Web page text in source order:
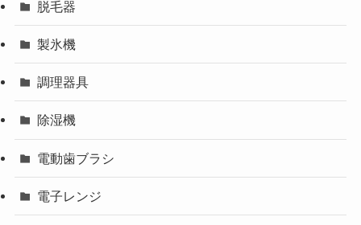
脱毛器
製氷機
調理器具
除湿機
電動歯ブラシ
電子レンジ